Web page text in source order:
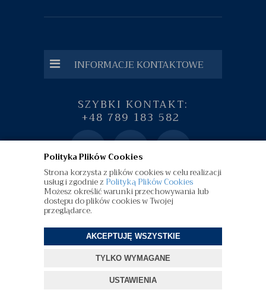
Polityka Plików Cookies
Strona korzysta z plików cookies w celu realizacji
usług i zgodnie z Polityką Plików Cookies
Możesz określić warunki przechowywania lub
dostępu do plików cookies w Twojej
przeglądarce.
AKCEPTUJĘ WSZYSTKIE
TYLKO WYMAGANE
USTAWIENIA
INFORMACJE KONTAKTOWE
SZYBKI KONTAKT:
+48 789 183 582
diamenty.pl | Wszelkie Prawa Zastrzeżone